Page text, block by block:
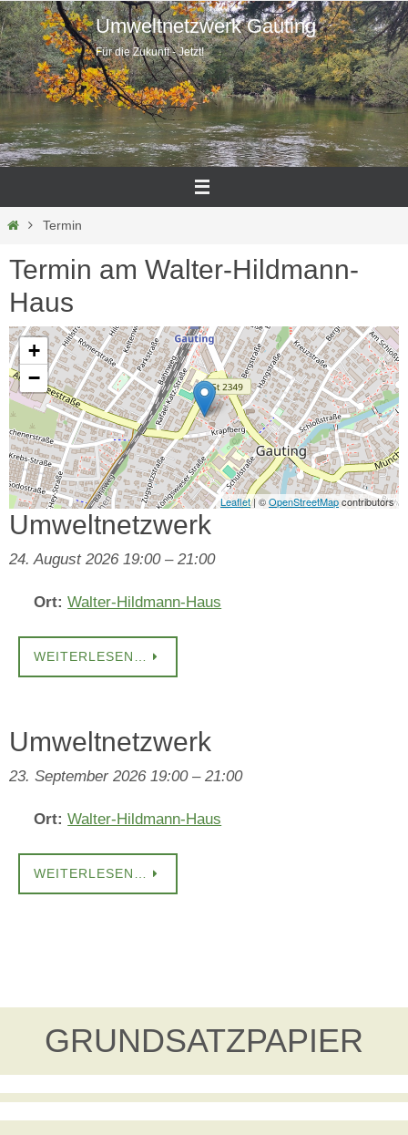
Zum
Inhalt
springen
Umweltnetzwerk Gauting
Für die Zukunft - Jetzt!
HomeTermin
Termin am Walter-Hildmann-
Haus
+
−
Leaflet| ©OpenStreetMapcontributors
Umweltnetzwerk
24. August 2026 19:00– 21:00
Ort: Walter-Hildmann-Haus
WEITERLESEN…
Umweltnetzwerk
23. September 2026 19:00– 21:00
Ort: Walter-Hildmann-Haus
WEITERLESEN…
GRUNDSATZPAPIER